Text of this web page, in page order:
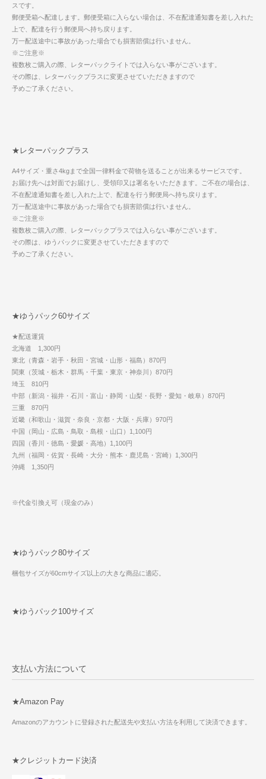
スです。
郵便受箱へ配達します。郵便受箱に入らない場合は、不在配達通知書を差し入れた
上で、配達を行う郵便局へ持ち戻ります。
万一配送途中に事故があった場合でも損害賠償は行いません。
※ご注意※
複数枚ご購入の際、レターパックライトでは入らない事がございます。
その際は、レターパックプラスに変更させていただきますので
予めご了承ください。
★レターパックプラス
A4サイズ・重さ4kgまで全国一律料金で荷物を送ることが出来るサービスです。
お届け先へは対面でお届けし、受領印又は署名をいただきます。ご不在の場合は、
不在配達通知書を差し入れた上で、配達を行う郵便局へ持ち戻ります。
万一配送途中に事故があった場合でも損害賠償は行いません。
※ご注意※
複数枚ご購入の際、レターパックプラスでは入らない事がございます。
その際は、ゆうパックに変更させていただきますので
予めご了承ください。
★ゆうパック60サイズ
★配送運賃
北海道 1,300円
東北（青森・岩手・秋田・宮城・山形・福島）870円
関東（茨城・栃木・群馬・千葉・東京・神奈川）870円
埼玉 810円
中部（新潟・福井・石川・富山・静岡・山梨・長野・愛知・岐阜）870円
三重 870円
近畿（和歌山・滋賀・奈良・京都・大阪・兵庫）970円
中国（岡山・広島・鳥取・島根・山口）1,100円
四国（香川・徳島・愛媛・高地）1,100円
九州（福岡・佐賀・長崎・大分・熊本・鹿児島・宮崎）1,300円
沖縄 1,350円
※代金引換え可（現金のみ）
★ゆうパック80サイズ
梱包サイズが60cmサイズ以上の大きな商品に適応。
★ゆうパック100サイズ
支払い方法について
★Amazon Pay
Amazonのアカウントに登録された配送先や支払い方法を利用して決済できます。
★クレジットカード決済